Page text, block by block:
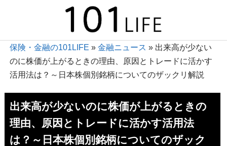
保険・金融の101LIFE » 金融ニュース » 出来高が少ない
のに株価が上がるときの理由、原因とトレードに活かす
活用法は？～日本株個別銘柄についてのザックリ解説
出来高が少ないのに株価が上がるときの
理由、原因とトレードに活かす活用法
は？～日本株個別銘柄についてのザック